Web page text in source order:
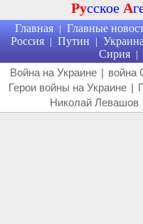
Русское А
Главная | Главные
Россия | Путин | Украина
Сирия |
Война на Украине | война
Герои войны на Украине |
Николай Левашов